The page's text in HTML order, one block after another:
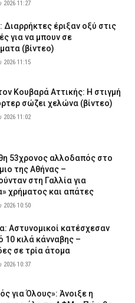
λουόμενη στους
παράνομου φρέον σε
δασμοί 338.000 ευρώ
20:00
17 βραβευμένες ακτές και τα
2026 11:27
Διαρρήκτες έριξαν οξύ στις
για να μπουν σε
(βίντεο)
2026 11:15
Κουβαρά Αττικής: Η στιγμή
σώζει χελώνα (βίντεο)
2026 11:02
53χρονος αλλοδαπός στο
της Αθήνας –
στη Γαλλία για
χρήματος και απάτες
2026 10:50
Αστυνομικοί κατέσχεσαν
κιλά κάνναβης –
σε τρία άτομα
2026 10:37
για Όλους»: Άνοιξε η